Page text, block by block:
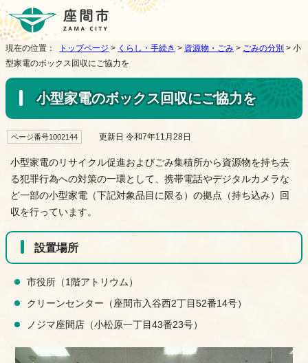
現在の位置： トップページ > くらし・手続き > 資源物・ごみ > ごみの分別 > 小
型家電のボックス回収にご協力を
小型家電のボックス回収にご協力を
ページ番号1002144 更新日 令和7年11月28日
小型家電のリサイクル促進およびごみ集積所から資源物を持ち去
る犯罪行為への対策の一環として、携帯電話やデジタルカメラな
ど一部の小型家電（下記対象品目に限る）の拠点（持ち込み）回
収を行っています。
設置場所
市役所（1階アトリウム）
クリーンセンター（座間市入谷西2丁目52番14号）
ノジマ座間店（小松原一丁目43番23号）